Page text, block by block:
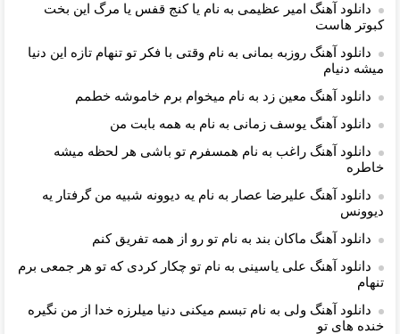
دانلود آهنگ امیر عظیمی به نام ﻳﺎ ﻛﻨﺞ ﻗﻔﺲ ﻳﺎ ﻣﺮگ اﻳﻦ ﺑﺨﺖ
ﻛﺒﻮﺗﺮ ﻫﺎﺳﺖ
دانلود آهنگ روزبه بمانی به نام وقتی با فکر تو تنهام تازه این دنیا
میشه دنیام
دانلود آهنگ معین زد به نام میخوام برم خاموشه خطمم
دانلود آهنگ یوسف زمانی به نام به همه بابت من
دانلود آهنگ راغب به نام همسفرم تو باشی هر لحظه میشه
خاطره
دانلود آهنگ علیرضا عصار به نام یه دیوونه شبیه من گرفتار یه
دیوونس
دانلود آهنگ ماکان بند به نام تو رو از همه تفریق کنم
دانلود آهنگ علی یاسینی به نام تو چکار کردی که تو هر جمعی برم
تنهام
دانلود آهنگ ولی به نام تبسم میکنی دنیا میلرزه خدا از من نگیره
خنده های تو